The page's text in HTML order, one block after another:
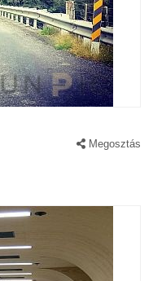
Megosztás